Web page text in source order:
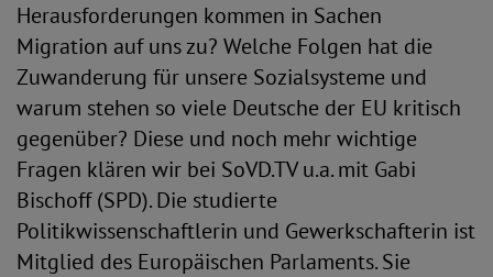
Herausforderungen kommen in Sachen
Migration auf uns zu? Welche Folgen hat die
Zuwanderung für unsere Sozialsysteme und
warum stehen so viele Deutsche der EU kritisch
gegenüber? Diese und noch mehr wichtige
Fragen klären wir bei SoVD.TV u.a. mit Gabi
Bischoff (SPD). Die studierte
Politikwissenschaftlerin und Gewerkschafterin ist
Mitglied des Europäischen Parlaments. Sie